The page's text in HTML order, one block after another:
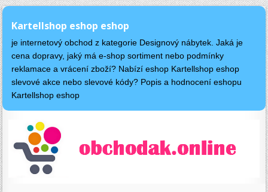
Kartellshop eshop eshop
je internetový obchod z kategorie Designový nábytek. Jaká je
cena dopravy, jaký má e-shop sortiment nebo podmínky
reklamace a vrácení zboží? Nabízí eshop Kartellshop eshop
slevové akce nebo slevové kódy? Popis a hodnocení eshopu
Kartellshop eshop